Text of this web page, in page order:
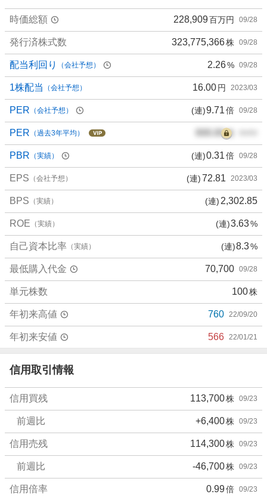
時価総額 228,909百万円 09/28
発行済株式数 323,775,366株 09/28
配当利回り （会社予想） 2.26% 09/28
1株配当 （会社予想） 16.00円 2023/03
PER （会社予想） (連)9.71倍 09/28
PER （過去3年平均） 000.00倍
PBR （実績） (連)0.31倍 09/28
EPS （会社予想） (連)72.81 2023/03
BPS （実績） (連) 2,302.85
ROE （実績） (連)3.63%
自己資本比率 （実績） (連)8.3%
最低購入代金 70,700 09/28
単元株数 100株
年初来高値 760 22/09/20
年初来安値 566 22/01/21
信用取引情報
信用買残 113,700株 09/23
前週比 +6,400株 09/23
信用売残 114,300株 09/23
前週比 -46,700株 09/23
信用倍率 0.99倍 09/23